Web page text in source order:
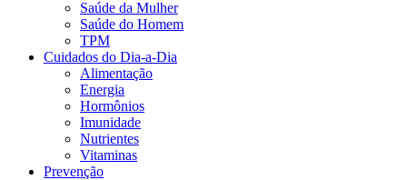
Saúde da Mulher
Saúde do Homem
TPM
Cuidados do Dia-a-Dia
Alimentação
Energia
Hormônios
Imunidade
Nutrientes
Vitaminas
Prevenção